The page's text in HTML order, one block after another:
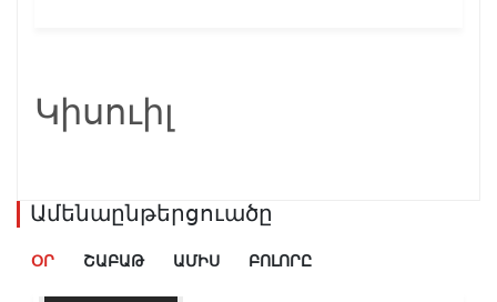
Կիսուիլ
Ամենաընթերցուածը
ՕՐ ՇԱԲԱԹ ԱՄԻՍ ԲՈԼՈՐԸ